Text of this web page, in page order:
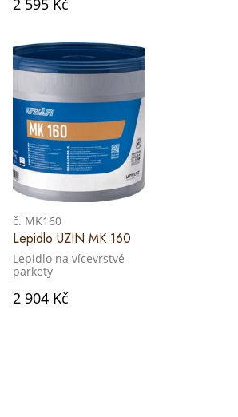
2 595 Kč
č. MK160
Lepidlo UZIN MK 160
Lepidlo na vícevrstvé
parkety
2 904 Kč